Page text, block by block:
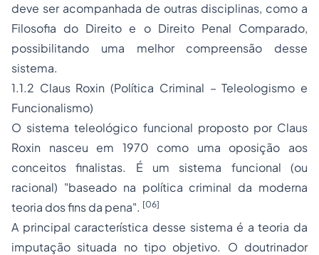
deve ser acompanhada de outras disciplinas, como a
Filosofia do Direito e o Direito Penal Comparado,
possibilitando uma melhor compreensão desse
sistema.
1.1.2 Claus Roxin (Política Criminal – Teleologismo e
Funcionalismo)
O sistema teleológico funcional proposto por Claus
Roxin nasceu em 1970 como uma oposição aos
conceitos finalistas. É um sistema funcional (ou
racional) "baseado na política criminal da moderna
teoria dos fins da pena". [06]
A principal característica desse sistema é a teoria da
imputação situada no tipo objetivo. O doutrinador